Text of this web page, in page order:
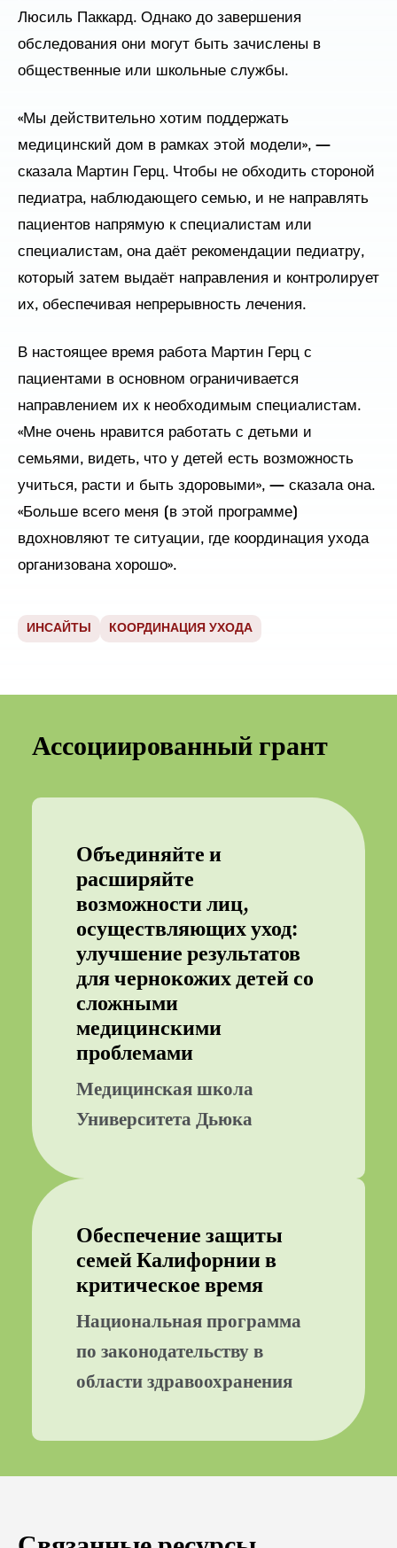
Люсиль Паккард. Однако до завершения
обследования они могут быть зачислены в
общественные или школьные службы.
«Мы действительно хотим поддержать
медицинский дом в рамках этой модели», —
сказала Мартин Герц. Чтобы не обходить стороной
педиатра, наблюдающего семью, и не направлять
пациентов напрямую к специалистам или
специалистам, она даёт рекомендации педиатру,
который затем выдаёт направления и контролирует
их, обеспечивая непрерывность лечения.
В настоящее время работа Мартин Герц с
пациентами в основном ограничивается
направлением их к необходимым специалистам.
«Мне очень нравится работать с детьми и
семьями, видеть, что у детей есть возможность
учиться, расти и быть здоровыми», — сказала она.
«Больше всего меня [в этой программе]
вдохновляют те ситуации, где координация ухода
организована хорошо».
ИНСАЙТЫ КООРДИНАЦИЯ УХОДА
Ассоциированный грант
Объединяйте и
расширяйте
возможности лиц,
осуществляющих уход:
улучшение результатов
для чернокожих детей со
сложными
медицинскими
проблемами
Медицинская школа
Университета Дьюка
Обеспечение защиты
семей Калифорнии в
критическое время
Национальная программа
по законодательству в
области здравоохранения